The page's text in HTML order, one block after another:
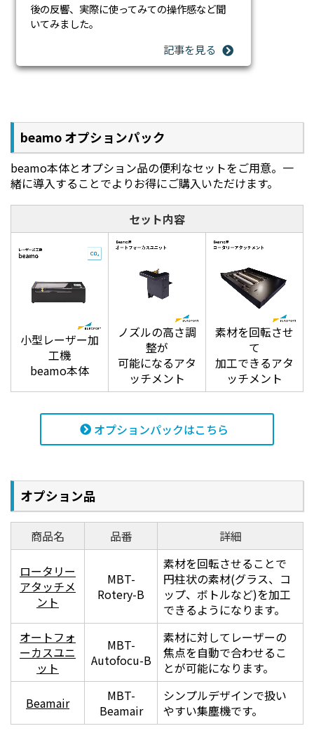
スマホ用アプリを利用すれば、よりレーザーカッター
を身近に感じることが出来ます。スマホで撮影して、
beamoにアップロード。beamoの液晶で位置合わせを
行って、そのままプリント可能!
セーフティーロック
のないよう、開閉センサーで事故を未然に防ぎます。
水冷式冷却システム
beamoでは水冷式冷却システムを採用しています。
水を循環させることでレーザーチューブの温度上昇を
防ぎ、安定した出力を行います。
後の反響、実際に使ってみての操作感など聞
いてみました。
beamo オプションパック
beamo本体とオプション品の便利なセットをご用意。一
緒に導入することでよりお得にご購入いただけます。
セット内容
小型レーザー加
工機
beamo本体
ノズルの高さ調
整が
可能になるアタ
ッチメント
素材を回転させ
て
加工できるアタ
ッチメント
オプションパックはこちら
オプション品
商品名 品番 詳細
ロータリー
アタッチメ
ント
MBT-
Rotery-B
素材を回転させることで
円柱状の素材(グラス、コ
ップ、ボトルなど)を加工
できるようになります。
オートフォ
ーカスユニ
ット
MBT-
Autofocu-B
素材に対してレーザーの
焦点を自動で合わせるこ
とが可能になります。
Beamair
MBT-
Beamair
シンプルデザインで扱い
やすい集塵機です。